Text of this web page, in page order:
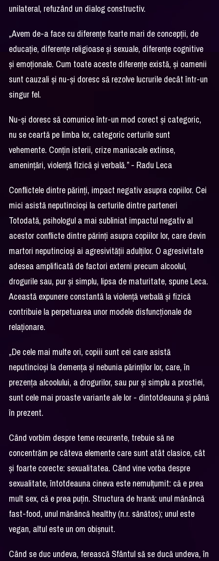
unilateral, refuzând un dialog constructiv.
„Avem de-a face cu diferențe foarte mari de concepții, de
educație, diferențe religioase și sexuale, diferențe cognitive
și emoționale. Cum toate aceste diferențe există, și oamenii
sunt cauzali și nu-și doresc să rezolve lucrurile decât într-un
singur fel.
Nu-și doresc să comunice într-un mod corect și categoric,
nu se ceartă pe limba lor, categoric certurile sunt
vehemente. Conțin isterii, crize maniacale extinse,
amenințări, violență fizică și verbală.” - Radu Leca
Conflictele dintre părinți, impact negativ asupra copiilor. Cei
mici asistă neputincioși la certurile dintre parteneri
Totodată, psihologul a mai subliniat impactul negativ al
acestor conflicte dintre părinți asupra copiilor lor, care devin
martori neputincioși ai agresivității adulților. O agresivitate
adesea amplificată de factori externi precum alcoolul,
drogurile sau, pur și simplu, lipsa de maturitate, spune Leca.
Această expunere constantă la violență verbală și fizică
contribuie la perpetuarea unor modele disfuncționale de
relaționare.
„De cele mai multe ori, copiii sunt cei care asistă
neputincioși la demența și nebunia părinților lor, care, în
prezența alcoolului, a drogurilor, sau pur și simplu a prostiei,
sunt cele mai proaste variante ale lor - dintotdeauna și până
în prezent.
Când vorbim despre teme recurente, trebuie să ne
concentrăm pe câteva elemente care sunt atât clasice, cât
și foarte corecte: sexualitatea. Când vine vorba despre
sexualitate, întotdeauna cineva este nemulțumit: că e prea
mult sex, că e prea puțin. Structura de hrană: unul mănâncă
fast-food, unul mănâncă healthy (n.r. sănătos); unul este
vegan, altul este un om obișnuit.
Când se duc undeva, ferească Sfântul să se ducă undeva, în